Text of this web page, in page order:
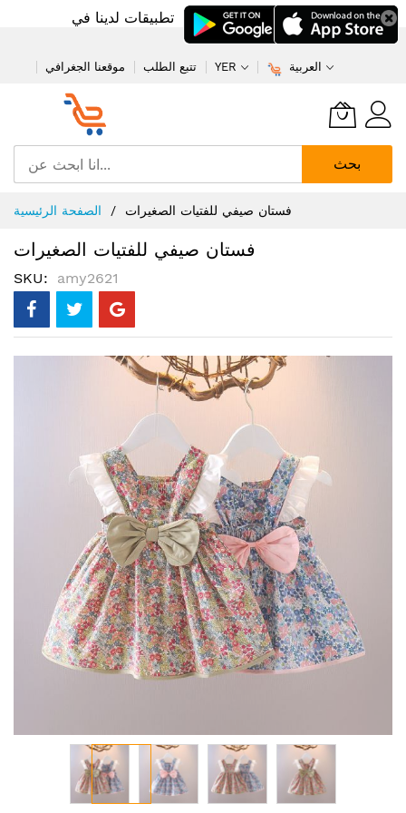
تطبيقات لدينا في
موقعنا الجغرافي تتبع الطلب YER العربية
بحث
إلى
المحتوى
الصفحة الرئيسية فستان صيفي للفتيات الصغيرات
فستان صيفي للفتيات الصغيرات
SKU amy2621